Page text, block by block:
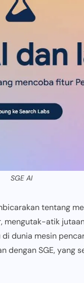
SGE AI
tentang
atik
dunia mesin
dengan SGE, yang